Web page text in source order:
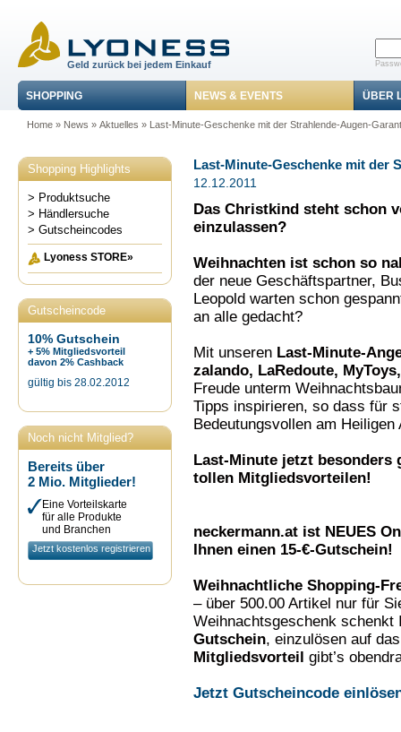
Geld zurück bei jedem Einkauf
SHOPPING NEWS & EVENTS ÜBER
Home» News » Aktuelles » Last-Minute-Geschenke mit der Strahlende-Augen-
Shopping Highlights
> Produktsuche
> Händlersuche
> Gutscheincodes
Lyoness STORE»
Gutscheincode
10% Gutschein
+ 5% Mitgliedsvorteil
davon 2% Cashback
gültig bis 28.02.2012
Noch nicht Mitglied?
Bereits über
2 Mio. Mitglieder!
Eine Vorteilskarte
für alle Produkte
und Branchen
Jetzt kostenlos registrieren
Last-Minute-Geschenke mit der
12.12.2011
Das Christkind steht schon
einzulassen?
Weihnachten ist schon so
der neue Geschäftspartner,
Leopold warten schon
an alle gedacht?
Mit unseren Last-Minute-
zalando, LaRedoute,
Freude unterm
Tipps inspirieren, so dass für
Bedeutungsvollen am
Last-Minute jetzt besonders
tollen Mitgliedsvorteilen!
neckermann.at ist NEUES
Ihnen einen 15-€-Gutschein!
Weihnachtliche Shopping-
– über 500.00 Artikel nur für
Weihnachtsgeschenk
Gutschein, einzulösen auf
Mitgliedsvorteil gibt’s
Jetzt Gutscheincode